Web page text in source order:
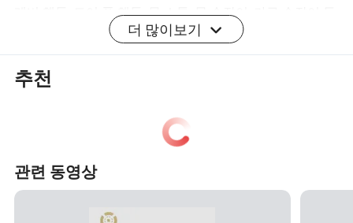
레버 핸들, 도어 풀 핸들, 문 스톱, 문 손잡이, 가구 손잡이 등
다양한 종류의 제품을 공급할 수 있습니다. Hinge, 큐비클
피팅 등, 그녀는 모든 고객에게 특별한 OEM 설계를 제공합
니다.
통해 고객의 만족을 완벽하게 보장합니다. 고품질 제품과
뛰어난 고객 서비스를 통해 미국, 캐나다, 영국, 네덜란드,
벨기에, 프랑스, 독일, 스페인, 오스트리아, 그리스, 중동, 일
본, 홍콩, 호주, 뉴질랜드, 남아프리카 공화국
당사 제품에 관심이 있거나 주문 내용에 대해 논의하고 싶
더 많이보기
추천
관련 동영상